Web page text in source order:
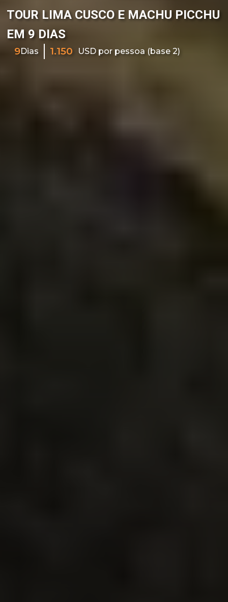
TOUR LIMA CUSCO E MACHU PICCHU
EM 9 DIAS
9Dias 1.150 USD por pessoa (base 2)